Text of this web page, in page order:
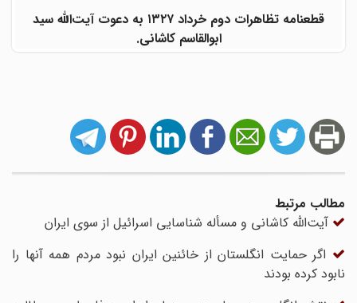
قطعنامه تظاهرات دوم خرداد ۱۳۲۷ به دعوت آیت‌الله سید
ابوالقاسم کاشانی.
مطالب مرتبط
آیت‌الله کاشانی و مسأله شناسایی اسرائیل از سوی ایران
اگر حمایت انگلستان از خائنین ایران نبود مردم همه آنها را
نابود کرده بودند